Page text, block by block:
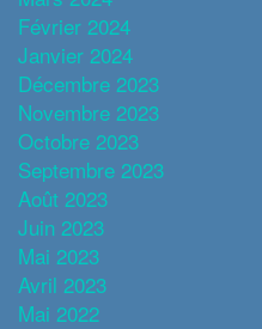
Février 2024
Janvier 2024
Décembre 2023
Novembre 2023
Octobre 2023
Septembre 2023
Août 2023
Juin 2023
Mai 2023
Avril 2023
Mai 2022